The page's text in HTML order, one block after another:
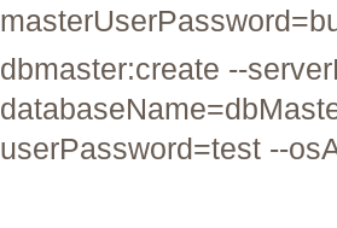
dbmaster:create --
userPassword=test --